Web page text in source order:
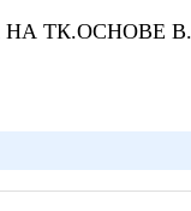
ТК.ОСНОВЕ В.С